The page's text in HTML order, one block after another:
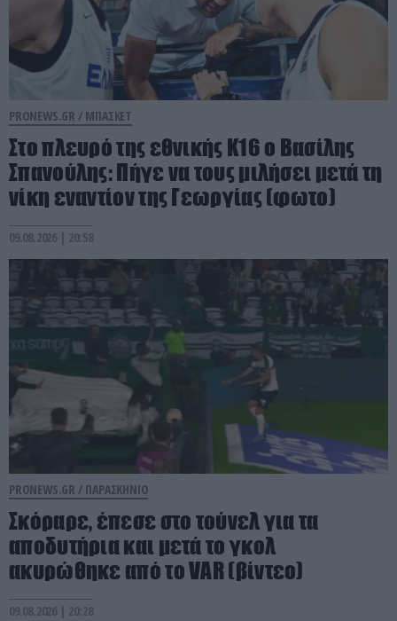
PRONEWS.GR / ΜΠΑΣΚΕΤ
Στο πλευρό της εθνικής Κ16 ο Βασίλης
Σπανούλης: Πήγε να τους μιλήσει μετά τη
νίκη εναντίον της Γεωργίας (φωτο)
09.08.2026 | 20:58
PRONEWS.GR / ΠΑΡΑΣΚΗΝΙΟ
Σκόραρε, έπεσε στο τούνελ για τα
αποδυτήρια και μετά το γκολ
ακυρώθηκε από το VAR (βίντεο)
09.08.2026 | 20:28